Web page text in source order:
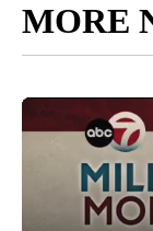
MORE